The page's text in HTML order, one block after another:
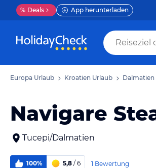
% Deals App herunterladen
Europa Urlaub Kroatien Urlaub Dalmatien
Navigare
Tucepi/Dalmatien
100% 5,8 / 6 1 Bewertung